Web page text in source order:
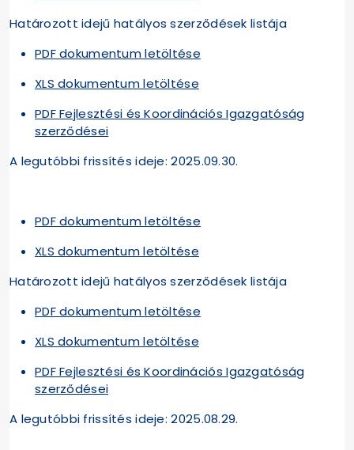
Határozott idejű hatályos szerződések listája
PDF dokumentum letöltése
XLS dokumentum letöltése
PDF Fejlesztési és Koordinációs Igazgatóság
szerződései
A legutóbbi frissítés ideje: 2025.09.30.
PDF dokumentum letöltése
XLS dokumentum letöltése
Határozott idejű hatályos szerződések listája
PDF dokumentum letöltése
XLS dokumentum letöltése
PDF Fejlesztési és Koordinációs Igazgatóság
szerződései
A legutóbbi frissítés ideje: 2025.08.29.